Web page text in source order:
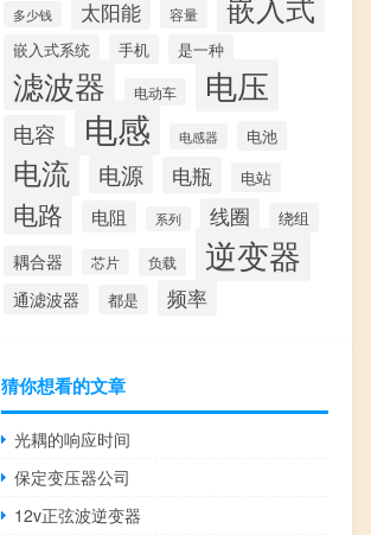
多少钱 太阳能 容量
嵌入式系统 手机 是一种
滤波器 电动车 电压
电容 电感 电感器 电池
电流 电源 电瓶 电站
电路 电阻 系列 线圈 绕组
耦合器 芯片 负载 逆变器
通滤波器 都是 频率
猜你想看的文章
光耦的响应时间
保定变压器公司
12v正弦波逆变器